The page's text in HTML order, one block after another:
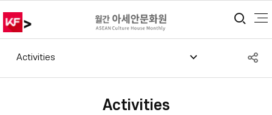
> 통
Activities
Activities